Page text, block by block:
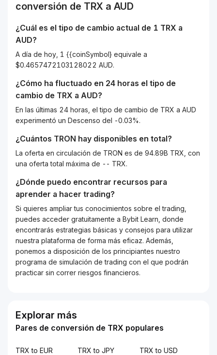
conversión de TRX a AUD
¿Cuál es el tipo de cambio actual de 1 TRX a
AUD?
A día de hoy, 1 {{coinSymbol} equivale a
$0.4657472103128022 AUD.
¿Cómo ha fluctuado en 24 horas el tipo de
cambio de TRX a AUD?
En las últimas 24 horas, el tipo de cambio de TRX a AUD
experimentó un Descenso del -0.03%.
¿Cuántos TRON hay disponibles en total?
La oferta en circulación de TRON es de 94.89B TRX, con
una oferta total máxima de -- TRX.
¿Dónde puedo encontrar recursos para
aprender a hacer trading?
Si quieres ampliar tus conocimientos sobre el trading,
puedes acceder gratuitamente a Bybit Learn, donde
encontrarás estrategias básicas y consejos para utilizar
nuestra plataforma de forma más eficaz. Además,
ponemos a disposición de los principiantes nuestro
programa de simulación de trading con el que podrán
practicar sin correr riesgos financieros.
Explorar más
Pares de conversión de TRX populares
TRX to EUR TRX to JPY TRX to USD